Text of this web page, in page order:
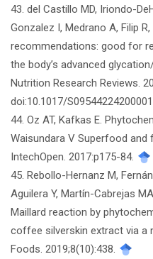
43. del Castillo MD, Iriondo-
Gonzalez I, Medrano A, Filip
recommendations: good for
the body’s advanced
Nutrition Research Reviews.
doi:10.1017/
44. Oz AT, Kafkas E.
Waisundara V Superfood
IntechOpen. 2017:p175-84.
45. Rebollo-Hernanz M,
Aguilera Y, Martín-Cabrejas
Maillard reaction by
coffee silverskin extract via a
Foods. 2019;8(10):438.